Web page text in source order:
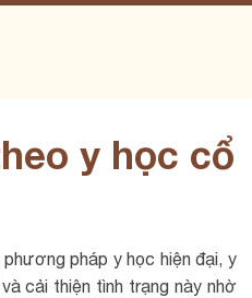
y học cổ
pháp y học hiện đại, y
cải thiện tình trạng này nhờ